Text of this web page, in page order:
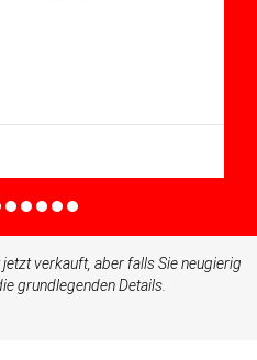
verkauft, aber falls Sie neugierig
grundlegenden Details.